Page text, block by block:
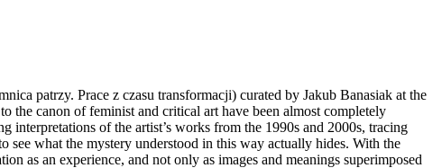
patrzy. Prace z czasu transformacji) curated by Jakub Banasiak at the
the canon of feminist and critical art have been almost completely
interpretations of the artist’s works from the 1990s and 2000s, tracing
see what the mystery understood in this way actually hides. With the
as an experience, and not only as images and meanings superimposed